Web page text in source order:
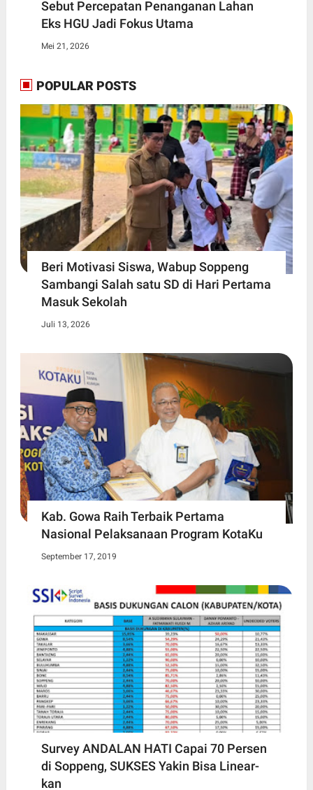
Sebut Percepatan Penanganan Lahan
Eks HGU Jadi Fokus Utama
Mei 21, 2026
POPULAR POSTS
Beri Motivasi Siswa, Wabup Soppeng
Sambangi Salah satu SD di Hari Pertama
Masuk Sekolah
Juli 13, 2026
Kab. Gowa Raih Terbaik Pertama
Nasional Pelaksanaan Program KotaKu
September 17, 2019
Survey ANDALAN HATI Capai 70 Persen
di Soppeng, SUKSES Yakin Bisa Linear-
kan